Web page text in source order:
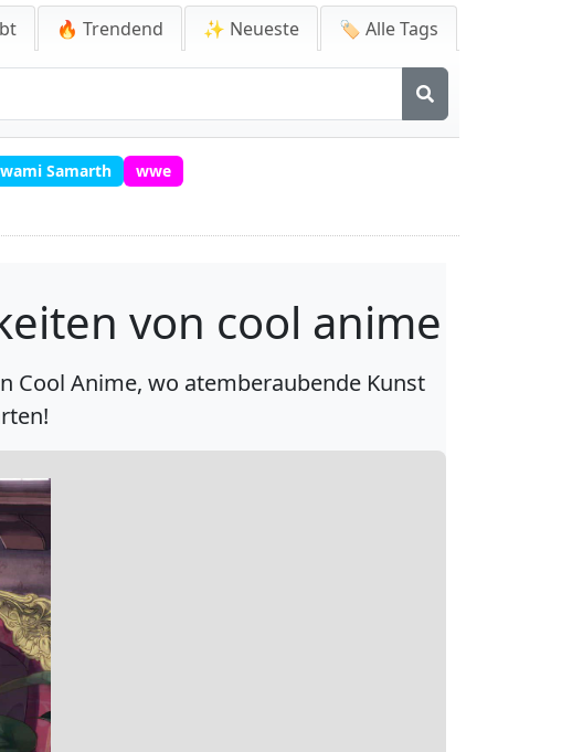
🔥 Trendend ✨ Neueste 🏷️ Alle Tags
Samarth wwe
von cool anime
Cool Anime, wo atemberaubende Kunst